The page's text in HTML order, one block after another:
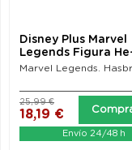
Disney Plus Marvel
Legends Figura
Remains (Loki) 15
Marvel Legends.
18,19 €
25,99 €
Envío 24/48 h